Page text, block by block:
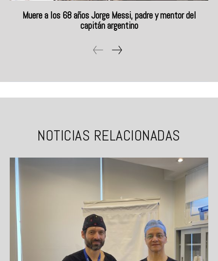
Muere a los 68 años Jorge Messi, padre y mentor del
capitán argentino
NOTICIAS RELACIONADAS